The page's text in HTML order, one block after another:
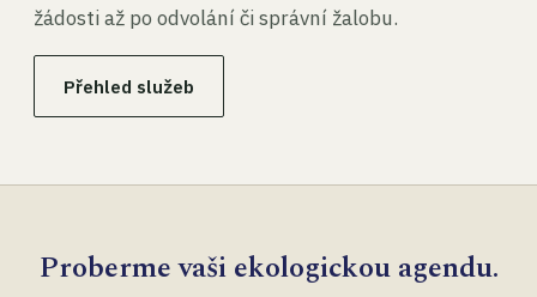
žádosti až po odvolání či správní žalobu.
Přehled služeb
Proberme vaši ekologickou agendu.